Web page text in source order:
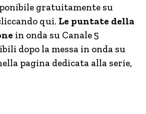
gratuitamente su
qui. Le puntate della
in onda su Canale 5
dopo la messa in onda su
pagina dedicata alla serie,